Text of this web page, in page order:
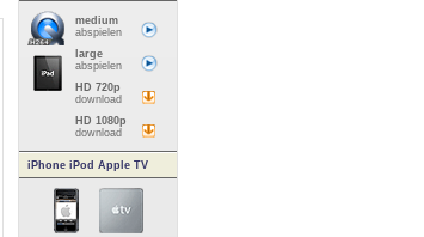
medium
abspielen
large
abspielen
HD 720p
download
HD 1080p
download
iPhone iPod Apple TV